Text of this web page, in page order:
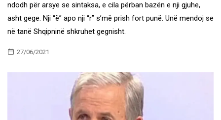
ndodh për arsye se sintaksa, e cila përban bazën e nji gjuhe,
asht gege. Nji “ë” apo nji “r” s’më prish fort punë. Unë mendoj se
në tanë Shqipninë shkruhet gegnisht.
27/06/2021